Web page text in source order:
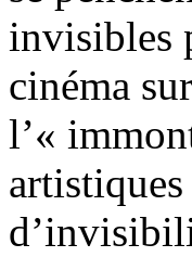
invisibles
cinéma
l’«